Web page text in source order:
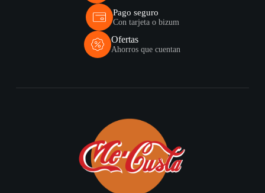
Pago seguro
Con tarjeta o bizum
Ofertas
Ahorros que cuentan